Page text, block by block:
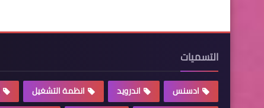
التسميات
ادسنس اندرويد انظمة التشغيل